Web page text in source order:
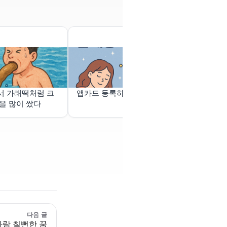
가래떡처럼 크
많이 쌌다
앱카드 등록하는 꿈
다음 글
람 칠뻔한 꿈